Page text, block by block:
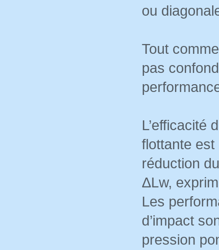
ou
Tout
pas
L’efficacité
flottante est
réduction
ΔLw,
Les
d’impact
pression